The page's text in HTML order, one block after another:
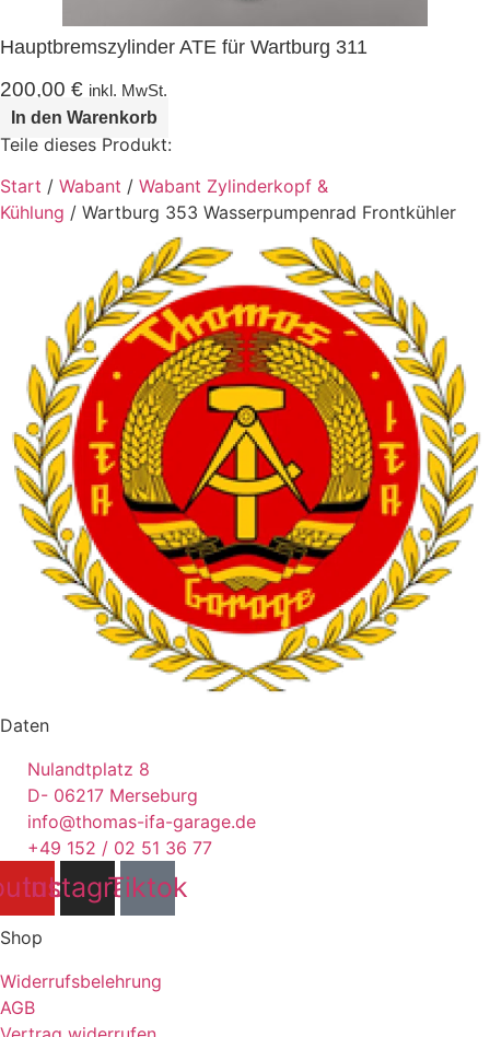
Hauptbremszylinder ATE für Wartburg 311
200,00 € inkl. MwSt.
In den Warenkorb
Teile dieses Produkt:
Start / Wabant / Wabant Zylinderkopf &
Kühlung / Wartburg 353 Wasserpumpenrad Frontkühler
Daten
Nulandtplatz 8
D- 06217 Merseburg
info@thomas-ifa-garage.de
+49 152 / 02 51 36 77
Instagram
Tiktok
Shop
Widerrufsbelehrung
AGB